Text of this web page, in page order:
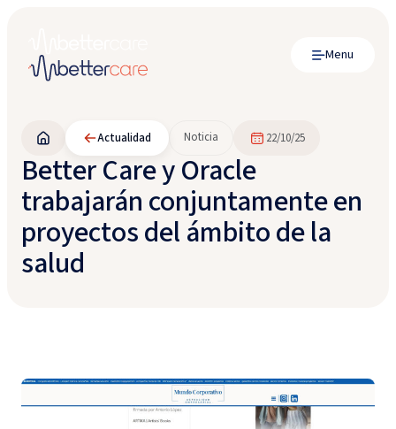
Menu
Actualidad Noticia 22/10/25
Better Care y Oracle
trabajarán conjuntamente en
proyectos del ámbito de la
salud